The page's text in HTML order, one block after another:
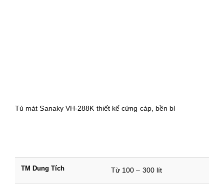
Tủ mát Sanaky VH-288K thiết kế cứng cáp, bền bỉ
TM Dung Tích Từ 100 – 300 lít